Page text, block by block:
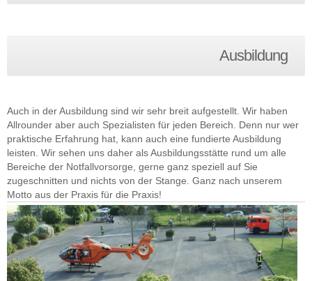
Ausbildung
Auch in der Ausbildung sind wir sehr breit aufgestellt. Wir haben
Allrounder aber auch Spezialisten für jeden Bereich. Denn nur wer
praktische Erfahrung hat, kann auch eine fundierte Ausbildung
leisten. Wir sehen uns daher als Ausbildungsstätte rund um alle
Bereiche der Notfallvorsorge, gerne ganz speziell auf Sie
zugeschnitten und nichts von der Stange. Ganz nach unserem
Motto aus der Praxis für die Praxis!